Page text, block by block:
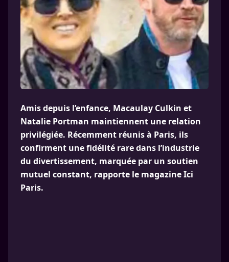
Amis depuis l’enfance, Macaulay Culkin et
Natalie Portman maintiennent une relation
privilégiée. Récemment réunis à Paris, ils
confirment une fidélité rare dans l’industrie
du divertissement, marquée par un soutien
mutuel constant, rapporte le magazine Ici
Paris.